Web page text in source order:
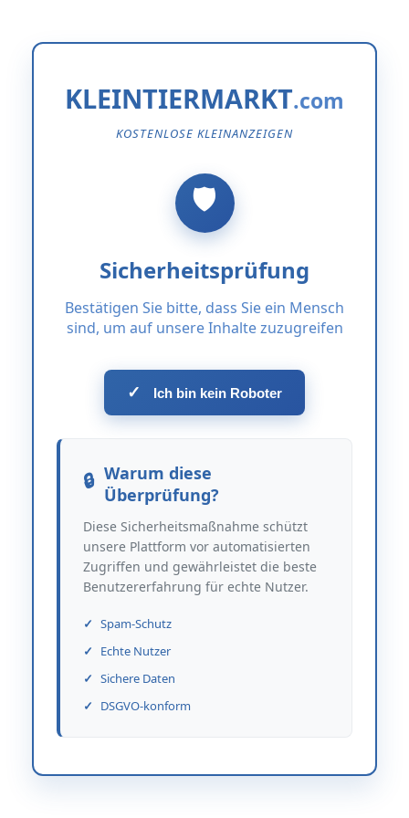
KLEINTIERMARKT
KOSTENLOSE KLEINANZEIGEN
Sicherheitsprüfung
Bestätigen Sie bitte, dass Sie ein Mensch
sind, um auf unsere Inhalte zuzugreifen
✓ Ich bin kein Roboter
Warum diese
Überprüfung?
Diese Sicherheitsmaßnahme schützt
unsere Plattform vor automatisierten
Zugriffen und gewährleistet die beste
Benutzererfahrung für echte Nutzer.
Spam-Schutz
Echte Nutzer
Sichere Daten
DSGVO-konform